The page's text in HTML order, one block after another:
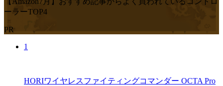
ーラーTOP4
PR
1
HORIワイヤレスファイティングコマンダー OCTA Pro